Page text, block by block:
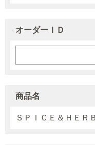
オーダーＩＤ
商品名
ＳＰＩＣＥ＆ＨＥ